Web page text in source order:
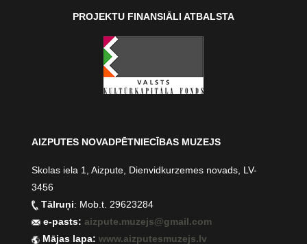
PROJEKTU FINANSIĀLI ATBALSTA
AIZPUTES NOVADPĒTNIECĪBAS MUZEJS
Skolas iela 1, Aizpute, Dienvidkurzemes novads, LV-
3456
Tālruņi: Mob.t. 29623284
e-pasts:aizpute.muzejs@gmail.com
Mājas lapa:www.aizputesmuzejs.lv